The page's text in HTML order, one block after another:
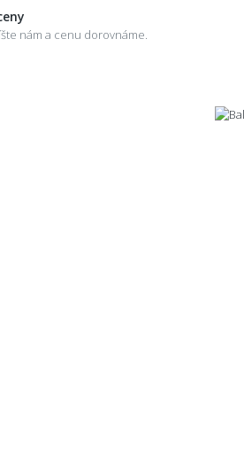
nám a cenu dorovnáme.